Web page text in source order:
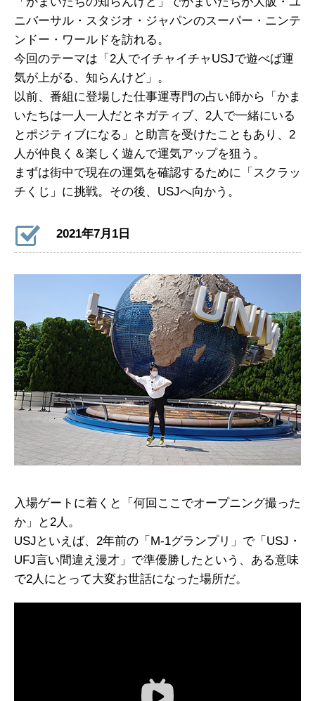
ニバーサル・スタジオ・ジャパンのスーパー・ニンテ
ンドー・ワールドを訪れる。
今回のテーマは「2人でイチャイチャUSJで遊べば運
気が上がる、知らんけど」。
以前、番組に登場した仕事運専門の占い師から「かま
いたちは一人一人だとネガティブ、2人で一緒にいる
とポジティブになる」と助言を受けたこともあり、2
人が仲良く＆楽しく遊んで運気アップを狙う。
まずは街中で現在の運気を確認するために「スクラッ
チくじ」に挑戦。その後、USJへ向かう。
2021年7月1日
入場ゲートに着くと「何回ここでオープニング撮った
か」と2人。
USJといえば、2年前の「M-1グランプリ」で「USJ・
UFJ言い間違え漫才」で準優勝したという、ある意味
で2人にとって大変お世話になった場所だ。